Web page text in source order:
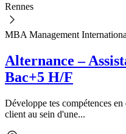
Rennes
MBA Management
Alternance –
Bac+5 H/F
Développe tes compétences
client au sein d'une...